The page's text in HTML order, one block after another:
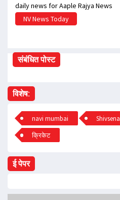
daily news for Aaple Rajya News
NV News Today
संबंधित पोस्ट
विशेष:
navi mumbai Shivsena
क्रिकेट
ई पेपर